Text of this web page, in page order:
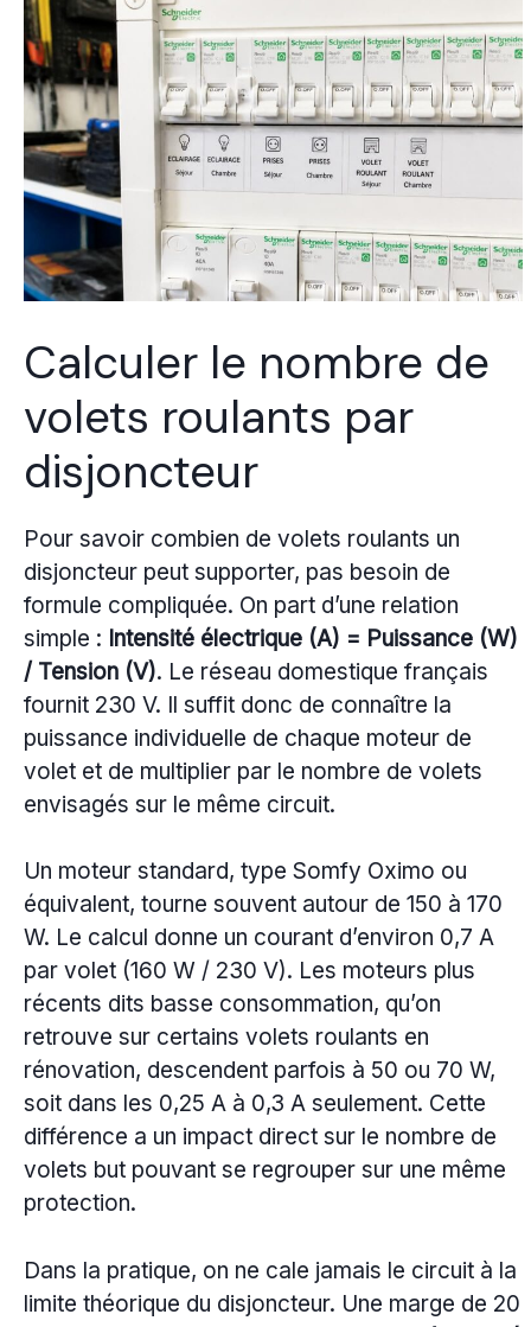
Calculer le nombre de
volets roulants par
disjoncteur
Pour savoir combien de volets roulants un
disjoncteur peut supporter, pas besoin de
formule compliquée. On part d’une relation
simple : Intensité électrique (A) = Puissance (W)
/ Tension (V). Le réseau domestique français
fournit 230 V. Il suffit donc de connaître la
puissance individuelle de chaque moteur de
volet et de multiplier par le nombre de volets
envisagés sur le même circuit.
Un moteur standard, type Somfy Oximo ou
équivalent, tourne souvent autour de 150 à 170
W. Le calcul donne un courant d’environ 0,7 A
par volet (160 W / 230 V). Les moteurs plus
récents dits basse consommation, qu’on
retrouve sur certains volets roulants en
rénovation, descendent parfois à 50 ou 70 W,
soit dans les 0,25 A à 0,3 A seulement. Cette
différence a un impact direct sur le nombre de
volets but pouvant se regrouper sur une même
protection.
Dans la pratique, on ne cale jamais le circuit à la
limite théorique du disjoncteur. Une marge de 20